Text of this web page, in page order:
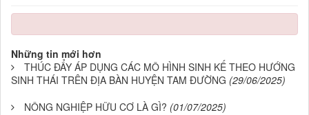
Những tin mới hơn
THÚC ĐẨY ÁP DỤNG CÁC MÔ HÌNH SINH KẾ THEO HƯỚNG
SINH THÁI TRÊN ĐỊA BÀN HUYỆN TAM ĐƯỜNG (29/06/2025)
NÔNG NGHIỆP HỮU CƠ LÀ GÌ? (01/07/2025)